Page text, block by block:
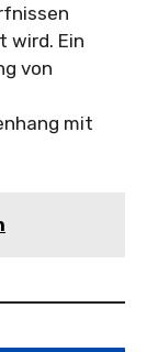
wird. Ein
von
mit